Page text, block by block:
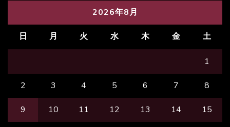
2026年8月
日 月 火 水 木 金 土
1
2 3 4 5 6 7 8
9 10 11 12 13 14 15